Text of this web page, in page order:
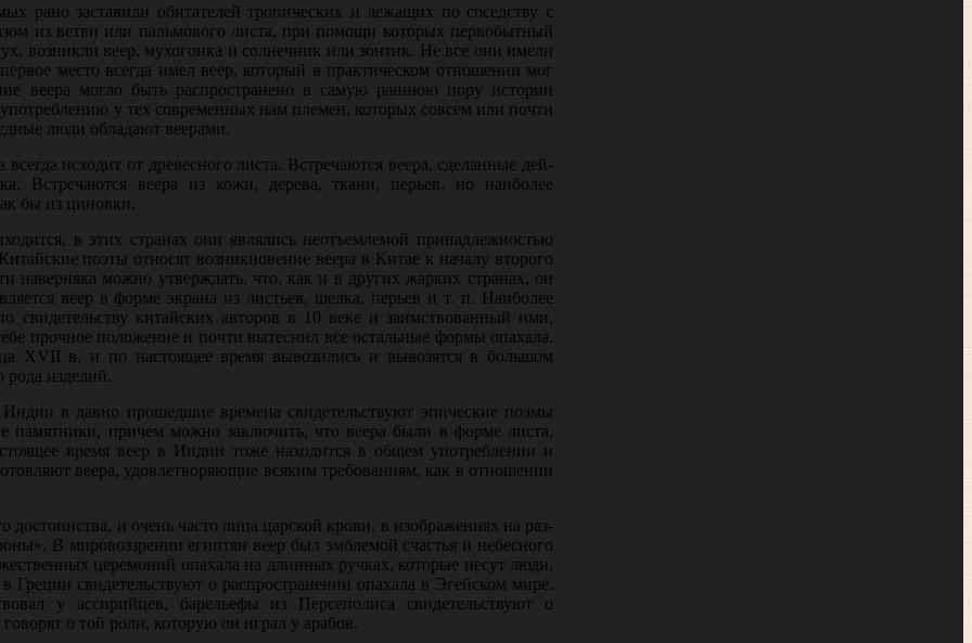
рано заставили обитателей тропических и лежащих по соседству с
из ветви или паль­мового листа, при помощи которых первобытный
возникли веер, мухогонка и солнечник или зонтик. Не все они имели
место всегда имел веер, который в практическом отношении мог
веера могло быть распространено в самую раннюю пору истории
у тех современных нам племен, которых совсем или почти
люди обладают веерами.
исходит от древесного листа. Встречаются веера, сделанные дей­
Встречаются веера из кожи, дерева, ткани, перьев, но наиболее
бы из циновки.
в этих странах они являлись неотъемлемой принадлежностью
поэты относят возникновение веера в Китае к началу второго
можно утвер­ждать, что, как и в других жарких странах, он
веер в форме экрана из листьев, шелка, перьев и т. п. Наиболее
свидетельству китайских авторов в 10 веке и заимствованный ими,
прочное положение и почти вытеснил все остальные формы опахала.
XVII в. и по настоящее время вывозились и вывозятся в большом
рода изделий.
в давно прошедшие времена свидетельствуют эпические поэмы
памятники, причем можно заключить, что веера были в форме листа,
время веер в Индии тоже находится в общем употреблении и
веера, удовлетворяющие всяким требованиям, как в отношении
достоинства, и очень часто лица царской крови, в изображениях на раз­
В мировоззрении египтян веер был эмблемой счастья и небесного
цере­моний опахала на длинных ручках, которые несут люди,
свиде­тельствуют о распространении опахала в Эгейском мире.
у ассирийцев, барельефы из Персеполиса свидетельствуют о
о той роли, которую он играл у арабов.